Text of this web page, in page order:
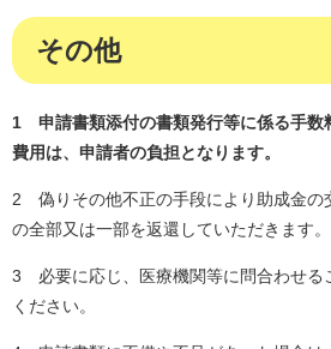
その他
1 申請書類添付の書類発行等に係る手数
費用は、申請者の負担となります。
2 偽りその他不正の手段により助成金の
の全部又は一部を返還していただきます。
3 必要に応じ、医療機関等に問合わせる
ください。